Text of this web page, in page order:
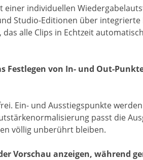
einer individuellen
Studio-Editionen über integrierte
, das alle Clips in Echtzeit
Festlegen von In- und Out-
Ein- und Ausstiegspunkte
passt die
völlig unberührt bleiben.
Vorschau anzeigen, während